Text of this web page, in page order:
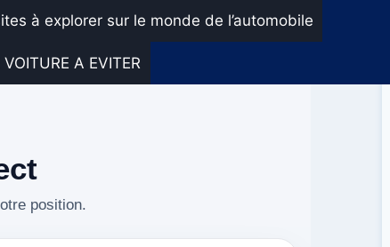
à explorer sur le monde de l’automobile
A EVITER
position.